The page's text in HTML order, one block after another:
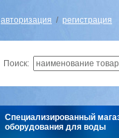
авторизация / регистрация
Поиск:
Специализированный
оборудования для воды